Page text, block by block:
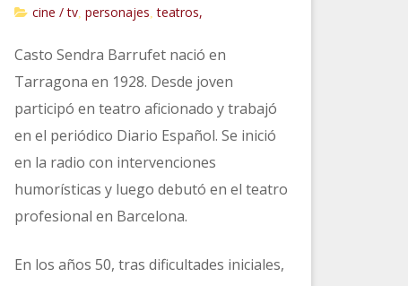
cine / tv, personajes ,teatros,
Casto Sendra Barrufet nació en
Tarragona en 1928. Desde joven
participó en teatro aficionado y trabajó
en el periódico Diario Español. Se inició
en la radio con intervenciones
humorísticas y luego debutó en el teatro
profesional en Barcelona.
En los años 50, tras dificultades iniciales,